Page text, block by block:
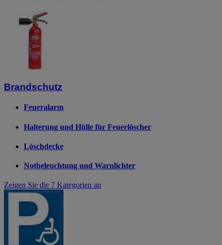
Brandschutz
Feueralarm
Halterung und Hülle für Feuerlöscher
Löschdecke
Notbeleuchtung und Warnlichter
Zeigen Sie die 7 Kategorien an